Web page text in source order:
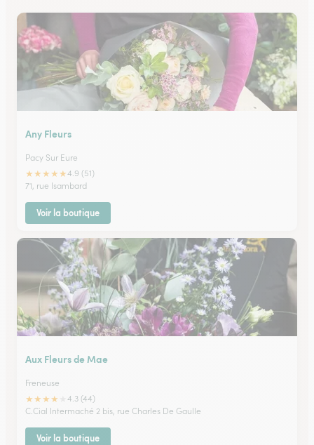
Any Fleurs
Pacy Sur Eure
★★★★★4.9 (51)
71, rue Isambard
Voir la boutique
Aux Fleurs de Mae
Freneuse
★★★★
4.3 (44)
C.Cial Intermaché 2 bis, rue Charles De Gaulle
Voir la boutique